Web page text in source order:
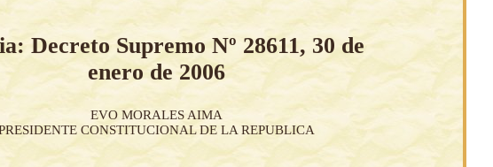
Decreto Supremo Nº 28611, 30 de
enero de 2006
EVO MORALES AIMA
CONSTITUCIONAL DE LA REPUBLICA